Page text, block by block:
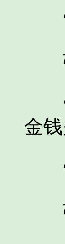
“
张
“
金
“
张